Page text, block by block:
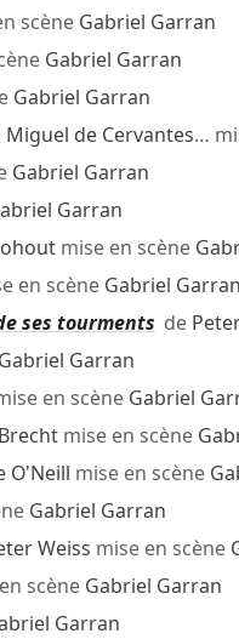
scène Gabriel Garran
Gabriel Garran
Gabriel Garran
Miguel de Cervantes…
Gabriel Garran
Garran
mise en scène
en scène Gabriel Garran
ses tourments de
Gabriel Garran
en scène Gabriel
mise en scène
O'Neill mise en scène
Gabriel Garran
Weiss mise en scène
scène Gabriel Garran
Garran